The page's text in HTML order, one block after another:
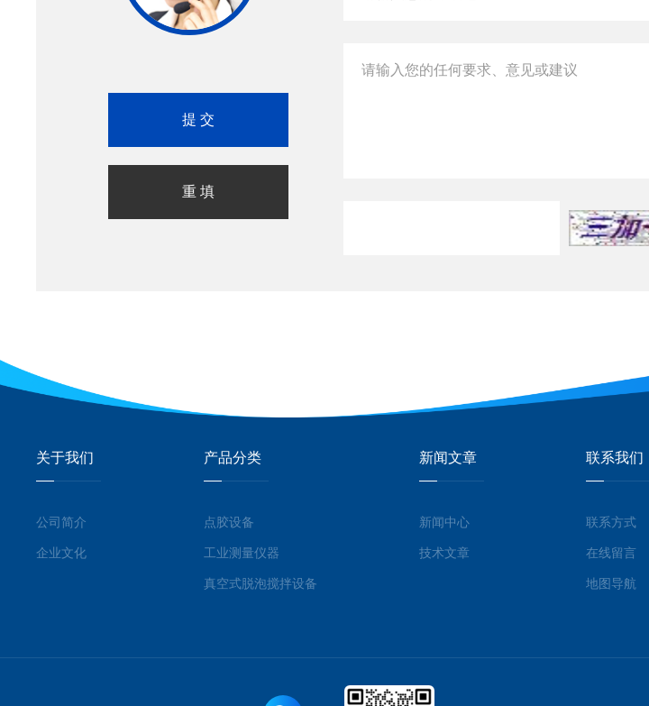
关于我们
公司简介
企业文化
产品分类
点胶设备
工业测量仪器
真空式脱泡搅拌设备
新闻文章
新闻中心
技术文章
联系我们
联系方式
在线留言
地图导航